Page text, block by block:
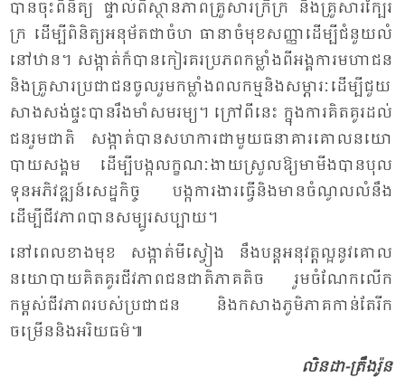
បាន​ចុះ​ពិ​និត្យ ផ្ទាល់​ពី​ស្ថាន​ភាព​គ្រួ​សារ​ក្រី​ក្រ និង​គ្រួ​សារ​ក្បែរ​
ក្រ ដើម្បី​ពិ​និត្យ​អនុ​ម័ត​ជា​ចំហ ធា​នា​ចំ​មុខ​សញ្ញា​ដើម្បី​ជំ​នួយ​លំ​
នៅ​ឋាន។ សង្កាត់​ក៏​បាន​កៀរ​គរ​ប្រ​ភព​កម្លាំង​ពី​អង្គ​ការ​មហា​ជន
និង​គ្រួ​សារ​ប្រ​ជា​ជន​ចូល​រួម​កម្លាំង​ពល​កម្ម​និង​សម្ភារៈ​ដើម្បី​ជួយ​
សាង​សង់​ផ្ទះ​បាន​រឹង​មាំ​សម​រម្យ។ ក្រៅ​ពី​នេះ ក្នុង​ការ​គិត​គូរ​ដល់​
ជន​រួម​ជាតិ សង្កាត់​បាន​សហ​ការ​ជា​មួយ​ធនា​គារ​គោល​នយោ​
បាយ​សង្គម ដើម្បី​បង្ក​លក្ខណៈ​ងាយ​ស្រួល​ឱ្យ​មា​មីង​បាន​បុល​
ទុន​អភិវឌ្ឍន៍​សេដ្ឋ​កិច្ច បង្ក​ការ​ងារ​ធ្វើ​និង​មាន​ចំ​ណូល​លំ​នឹង
ដើម្បី​ជីវ​ភាព​បាន​សម្បូរ​សប្បាយ។
នៅ​ពេល​ខាង​មុខ សង្កាត់​មី​ស្វៀង នឹង​បន្ត​អនុវត្ត​ល្អ​នូវ​គោល​
នយោ​បាយ​គិត​គូរ​ជីវ​ភាព​ជន​ជាតិ​ភាគ​តិច រួម​ចំ​ណែក​លើក​
កម្ពស់​ជីវ​ភាព​របស់​ប្រ​ជា​ជន និង​កសាង​ភូមិ​ភាគ​កាន់​តែ​រីក​
ចម្រើន​និង​អរិយ​ធម៌៕
លិន​ដា-ត្រឹង​រ៉ូន